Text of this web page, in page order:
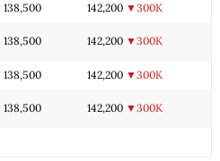
138,500 142,200 ▼300K
138,500 142,200 ▼300K
138,500 142,200 ▼300K
138,500 142,200 ▼300K